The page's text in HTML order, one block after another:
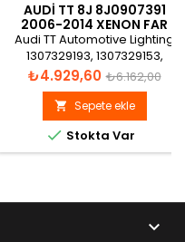
AUDI TT 8J 8J0907391
2006-2014 XENON FAR
BEYNI
Audi TT Automotive Lighting
1307329193, 1307329153,
130732919301, 8J0907391
Xenon Far Beyni
Fiyat
₺4.929,60 Normal
fiyat
₺6.162,00
 Sepete ekle
 Stokta Var
